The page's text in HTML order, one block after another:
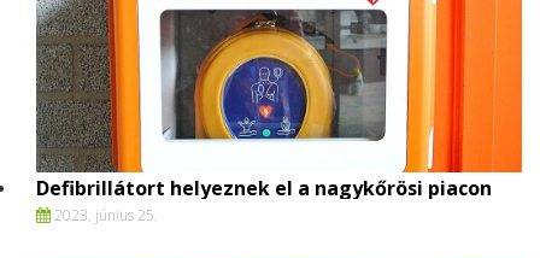
Defibrillátort helyeznek el a nagykőrösi piacon
2023. június 25.